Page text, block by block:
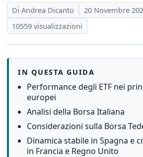
Di Andrea Dicanto
20 Novembre
10559 visualizzazioni
IN QUESTA GUIDA
Performance degli ETF nei
europei
Analisi della Borsa Italiana
Considerazioni sulla Borsa
Dinamica stabile in Spagna e
in Francia e Regno Unito